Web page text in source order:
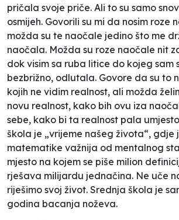
pričala svoje priče. Ali to su samo
osmijeh. Govorili su mi da nosim roze
možda su te naočale jedino što me
naočala. Možda su roze naočale nit
dok visim sa ruba litice do kojeg sam
bezbrižno, odlutala. Govore da su to
kojih ne vidim realnost, ali možda
novu realnost, kako bih ovu iza
sebe, kako bi ta realnost pala
škola je „vrijeme našeg života“, gdje
matematike važnija od mentalnog
mjesto na kojem se piše milion
rješava milijardu jednačina. Ne uče
riješimo svoj život. Srednja škola je
godina bacanja noževa.